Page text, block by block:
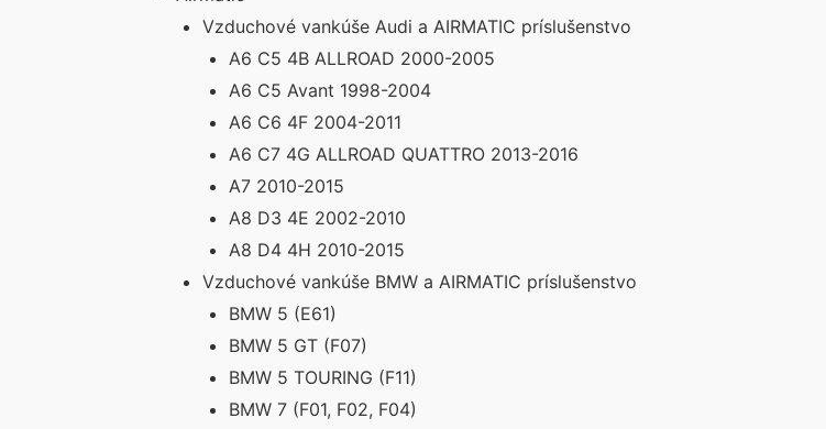
Vzduchové vankúše Audi a AIRMATIC príslušenstvo
A6 C5 4B ALLROAD 2000-2005
A6 C5 Avant 1998-2004
A6 C6 4F 2004-2011
A6 C7 4G ALLROAD QUATTRO 2013-2016
A7 2010-2015
A8 D3 4E 2002-2010
A8 D4 4H 2010-2015
Vzduchové vankúše BMW a AIRMATIC príslušenstvo
BMW 5 (E61)
BMW 5 GT (F07)
BMW 5 TOURING (F11)
BMW 7 (F01, F02, F04)